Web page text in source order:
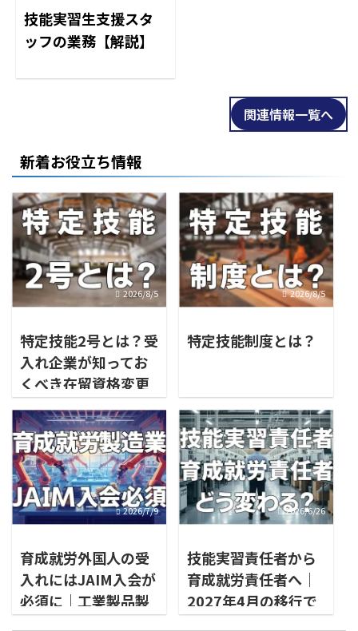
技能実習生支援スタ
ッフの業務【解説】
関連情報一覧へ
新着お役立ち情報
2026/8/5
特定技能2号とは？受
入れ企業が知ってお
くべき在留資格変更
のポイント
2026/8/5
特定技能制度とは？
2026/7/9
育成就労外国人の受
入れにはJAIM入会が
必須に｜工業製品製
造業分野の対応ポイ
2026/6/26
技能実習責任者から
育成就労責任者へ｜
2027年4月の移行で
受入れ企業の体制は